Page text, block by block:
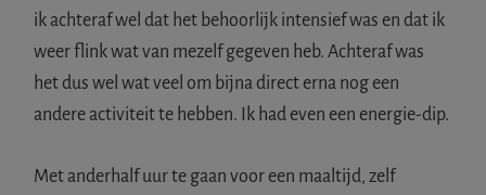
ik achteraf wel dat het behoorlijk intensief was en dat ik
weer flink wat van mezelf gegeven heb. Achteraf was
het dus wel wat veel om bijna direct erna nog een
andere activiteit te hebben. Ik had even een energie-dip.
Met anderhalf uur te gaan voor een maaltijd, zelf